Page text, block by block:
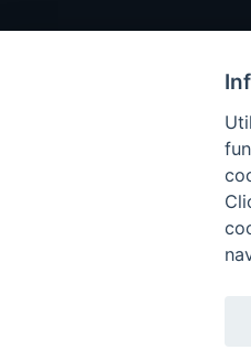
Copyright © 2019 -